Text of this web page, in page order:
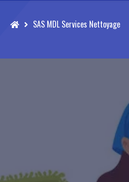
Accueil SAS MDL Services Nettoyage